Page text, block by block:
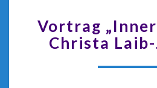
Vortrag
Christa